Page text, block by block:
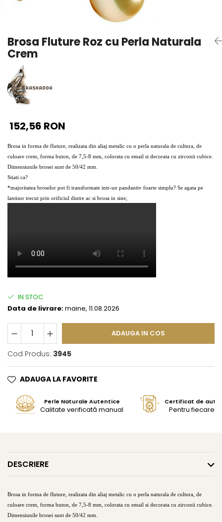
Pandantive cu Perle
Brose cu Perle
Brosa Fluture Roz cu Perla Naturala
Crem
152,56 RON
Brosa in forma de fluture, realizata din aliaj metalic cu o perla naturala de cultura, de
culoare crem, forma buton, de 7,5-8 mm, colorata cu email si decorata cu zirconii cubice.
Dimensiunile brosei sunt de 50/42 mm.
Stiati ca?
*majoritatea broselor pot fi transformate intr-un pandantiv foarte simplu? Se agata pe
lantisor trecut prin orificiul dintre ac si brosa in sine;
IN STOC
Data de livrare:maine, 11.08.2026
ADAUGA IN COS
Cod Produs: 3945
ADAUGA LA FAVORITE
Perle Naturale Autentice
Calitate verificată manual
Certificat de
Pentru fiecare
DESCRIERE
Brosa in forma de fluture, realizata din aliaj metalic cu o perla naturala de cultura, de
culoare crem, forma buton, de 7,5-8 mm, colorata cu email si decorata cu zirconii cubice.
Dimensiunile brosei sunt de 50/42 mm.